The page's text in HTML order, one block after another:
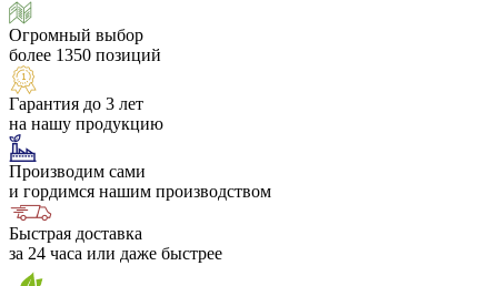
Огромный выбор
более 1350 позиций
Гарантия до 3 лет
на нашу продукцию
Производим сами
и гордимся нашим производством
Быстрая доставка
за 24 часа или даже быстрее